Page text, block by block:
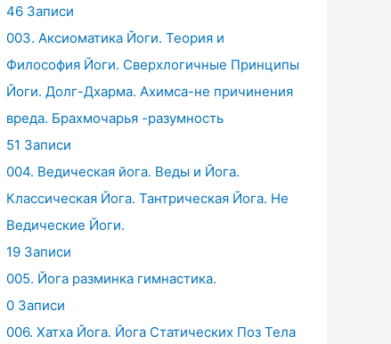
46 Записи
003. Аксиоматика Йоги. Теория и
Философия Йоги. Сверхлогичные Принципы
Йоги. Долг-Дхарма. Ахимса-не причинения
вреда. Брахмочарья -разумность
51 Записи
004. Ведическая йога. Веды и Йога.
Классическая Йога. Тантрическая Йога. Не
Ведические Йоги.
19 Записи
005. Йога разминка гимнастика.
0 Записи
006. Хатха Йога. Йога Статических Поз Тела